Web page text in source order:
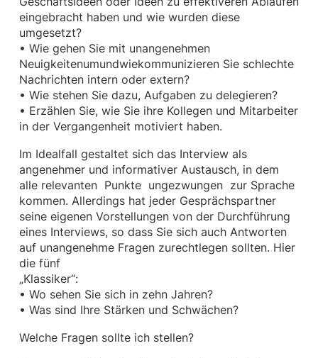
eingebracht haben und wie wurden diese
umgesetzt?
• Wie gehen Sie mit unangenehmen
Neuigkeitenumundwiekommunizieren Sie schlechte
Nachrichten intern oder extern?
• Wie stehen Sie dazu, Aufgaben zu delegieren?
• Erzählen Sie, wie Sie ihre Kollegen und Mitarbeiter
in der Vergangenheit motiviert haben.
Im Idealfall gestaltet sich das Interview als
angenehmer und informativer Austausch, in dem
alle relevanten Punkte ungezwungen zur Sprache
kommen. Allerdings hat jeder Gesprächspartner
seine eigenen Vorstellungen von der Durchführung
eines Interviews, so dass Sie sich auch Antworten
auf unangenehme Fragen zurechtlegen sollten. Hier
die fünf
„Klassiker“:
• Wo sehen Sie sich in zehn Jahren?
• Was sind Ihre Stärken und Schwächen?
Welche Fragen sollte ich stellen?